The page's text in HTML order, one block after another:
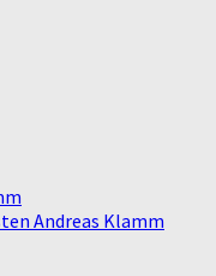
Andreas Klamm